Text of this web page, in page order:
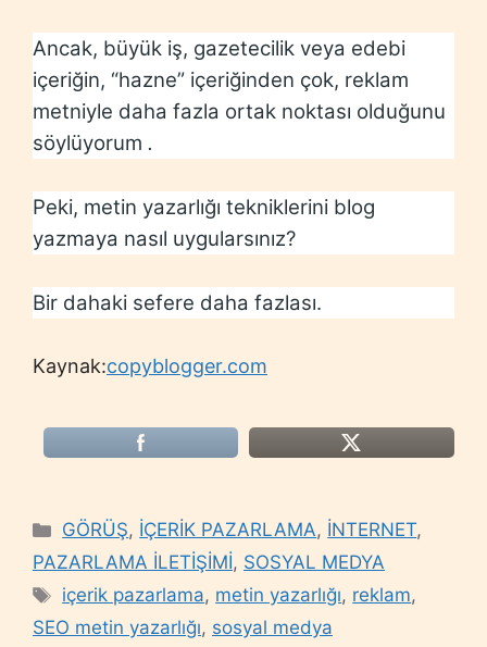
Ancak, büyük iş, gazetecilik veya edebi
içeriğin, “hazne” içeriğinden çok, reklam
metniyle daha fazla ortak noktası olduğunu
söylüyorum .
Peki, metin yazarlığı tekniklerini blog
yazmaya nasıl uygularsınız?
Bir dahaki sefere daha fazlası.
Kaynak:copyblogger.com
Categories
GÖRÜŞ, İÇERİK PAZARLAMA, İNTERNET,
PAZARLAMA İLETİŞİMİ, SOSYAL MEDYA
Tags
içerik pazarlama, metin yazarlığı, reklam,
SEO metin yazarlığı, sosyal medya